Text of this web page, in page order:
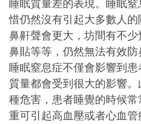
睡眠質量差的表現。睡眠
惜仍然沒有引起大多數人的
鼻鼾聲會更大，坊間有不少
鼻貼等等，仍然無法有效防
睡眠窒息症不僅會影響到
質量都會受到很大的影響
種危害，患者睡覺的時候
重可引起高血壓或者心血